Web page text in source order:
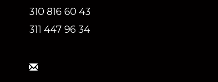
310 816 60 43
311 447 96 34